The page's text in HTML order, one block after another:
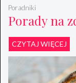
Porady na
Poradniki
CZYTAJ WIĘCEJ